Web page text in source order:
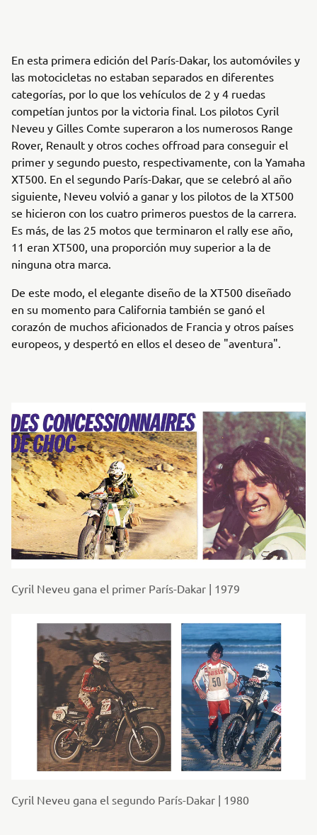
En esta primera edición del París-Dakar, los automóviles y
las motocicletas no estaban separados en diferentes
categorías, por lo que los vehículos de 2 y 4 ruedas
competían juntos por la victoria final. Los pilotos Cyril
Neveu y Gilles Comte superaron a los numerosos Range
Rover, Renault y otros coches offroad para conseguir el
primer y segundo puesto, respectivamente, con la Yamaha
XT500. En el segundo París-Dakar, que se celebró al año
siguiente, Neveu volvió a ganar y los pilotos de la XT500
se hicieron con los cuatro primeros puestos de la carrera.
Es más, de las 25 motos que terminaron el rally ese año,
11 eran XT500, una proporción muy superior a la de
ninguna otra marca.
De este modo, el elegante diseño de la XT500 diseñado
en su momento para California también se ganó el
corazón de muchos aficionados de Francia y otros países
europeos, y despertó en ellos el deseo de "aventura".
Cyril Neveu gana el primer París-Dakar | 1979
Cyril Neveu gana el segundo París-Dakar | 1980